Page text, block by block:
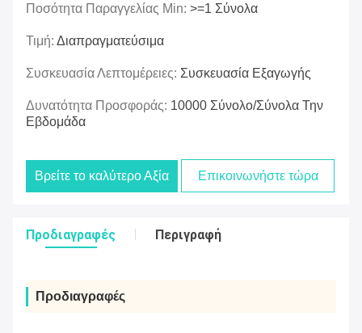
Ποσότητα Παραγγελίας Min: >=1 Σύνολα
Τιμή: Διαπραγματεύσιμα
Συσκευασία Λεπτομέρειες: Συσκευασία Εξαγωγής
Δυνατότητα Προσφοράς: 10000 Σύνολο/σύνολα Την
Εβδομάδα
Βρείτε το καλύτερο Αξία Επικοινωνήστε τώρα
Προδιαγραφές Περιγραφή
Προδιαγραφές